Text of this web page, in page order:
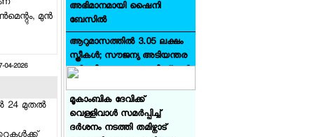
മുന്‍
04-2026
24 മുതല്‍
അഭിമാനമായി ഷൈനി
ബേസില്‍
ആറുമാസത്തില്‍ 3.05 ലക്ഷം
സ്ത്രീകള്‍; സൗജന്യ അടിയന്തര
ഗര്‍ഭനിരോധന പദ്ധതിക്ക് വന്‍
കോക്ക്‌റോച്ച് ജനതാ പാര്‍ട്ടി'
നേതാവ് അഭിജിത്തിന് വിവാഹ
ആലോചനകളുടെ പ്രളയം
പോലീസ് ജോലി രാജിവച്ച്
ഓസ്‌ട്രേലിയയില്‍ എത്തി:
റിയല്‍ എസ്‌റ്റേറ്റ് രംഗത്ത്
കരിയര്‍ കെട്ടിപ്പടുത്തു:
വിജയകഥ പറഞ്ഞ് എസ്‌ഐ
മൂകാംബിക ദേവിക്ക്
വെള്ളിവാള്‍ സമര്‍പ്പിച്ച്
ദര്‍ശനം നടത്തി തമിഴ്നാട്